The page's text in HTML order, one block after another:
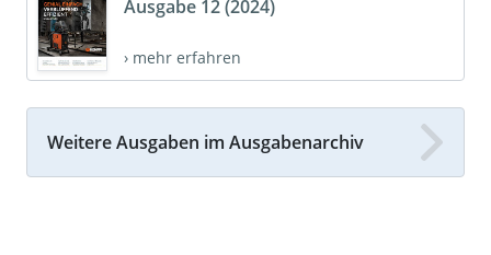
Ausgabe 12 (2024)
› mehr erfahren
Weitere Ausgaben im Ausgabenarchiv